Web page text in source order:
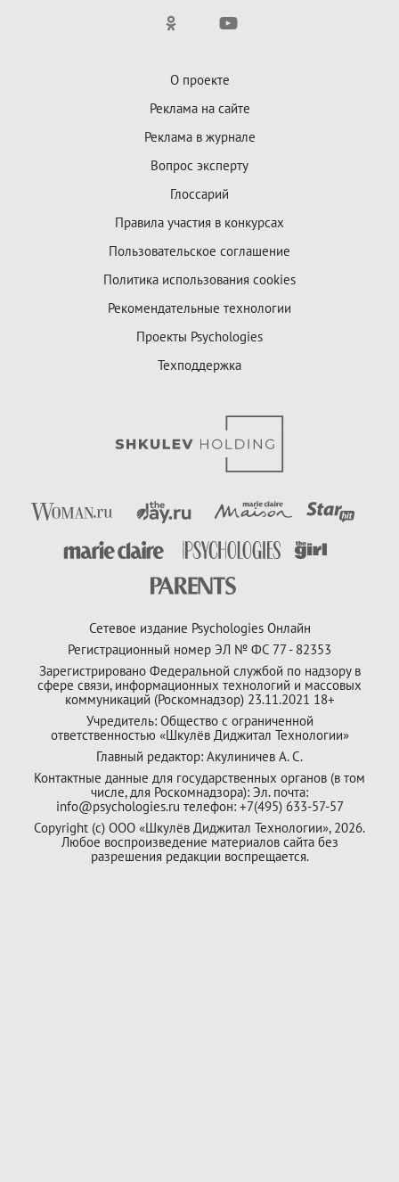
О проекте
Реклама на сайте
Реклама в журнале
Вопрос эксперту
Глоссарий
Правила участия в конкурсах
Пользовательское соглашение
Политика использования cookies
Рекомендательные технологии
Проекты Psychologies
Техподдержка
Сетевое издание Psychologies Онлайн
Регистрационный номер ЭЛ № ФС 77 - 82353
Зарегистрировано Федеральной службой по надзору в
сфере связи, информационных технологий и массовых
коммуникаций (Роскомнадзор) 23.11.2021 18+
Учредитель: Общество с ограниченной
ответственностью «Шкулёв Диджитал Технологии»
Главный редактор: Акулиничев А. С.
Контактные данные для государственных органов (в том
числе, для Роскомнадзора): Эл. почта:
info@psychologies.ru телефон: +7(495) 633-57-57
Copyright (с) ООО «Шкулёв Диджитал Технологии», 2026.
Любое воспроизведение материалов сайта без
разрешения редакции воспрещается.